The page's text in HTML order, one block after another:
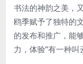
书法的神韵之美，
鸥季赋予了独特的
的发布和推广，能
力，体验“有一种叫